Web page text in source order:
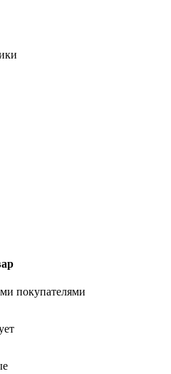
покупателями